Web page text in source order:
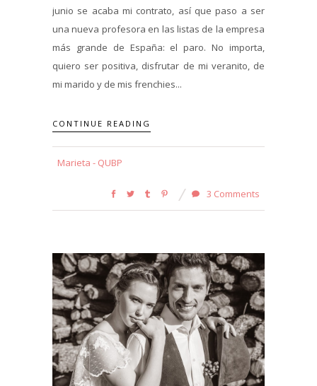
junio se acaba mi contrato, así que paso a ser
una nueva profesora en las listas de la empresa
más grande de España: el paro. No importa,
quiero ser positiva, disfrutar de mi veranito, de
mi marido y de mis frenchies...
CONTINUE READING
Marieta - QUBP
3 Comments